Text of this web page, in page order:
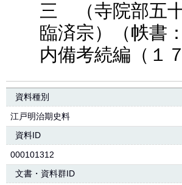
三 （寺院部五
臨済宗）（帙書
内備考続編（１
資料種別
江戸明治期史料
資料ID
000101312
文書・資料群ID